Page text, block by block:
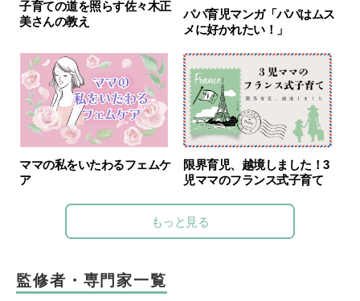
子育ての道を照らす佐々木正
美さんの教え
パパ育児マンガ「パパはムス
メに好かれたい！」
ママの私をいたわるフェムケ
ア
限界育児、越境しました！3
児ママのフランス式子育て
もっと見る
監修者・専門家一覧